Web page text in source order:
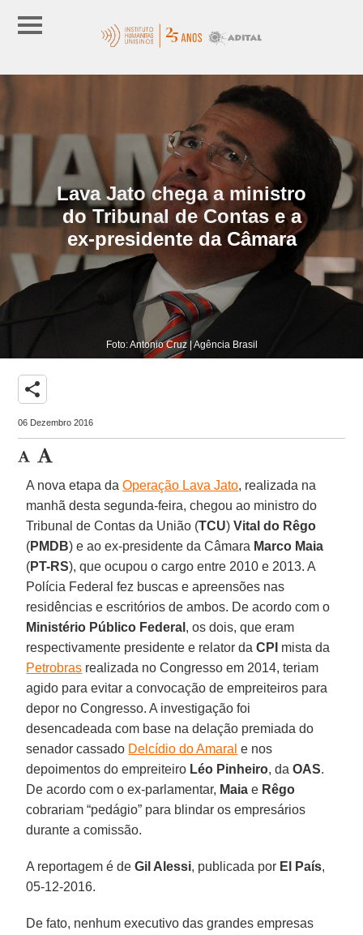
Lava Jato chega a ministro
do Tribunal de Contas e a
ex-presidente da Câmara
Foto: Antonio Cruz | Agência Brasil
share
06 Dezembro 2016
A nova etapa daOperação Lava Jato, realizada na
manhã desta segunda-feira, chegou ao ministro do
Tribunal de Contas da União (TCU)Vital do Rêgo
(PMDB) e ao ex-presidente da Câmara Marco Maia
(PT-RS), que ocupou o cargo entre 2010 e 2013. A
Polícia Federal fez buscas e apreensões nas
residências e escritórios de ambos. De acordo com o
Ministério Público Federal , os dois, que eram
respectivamente presidente e relator daCPI mista da
Petrobras realizada no Congresso em 2014, teriam
agido para evitar a convocação de empreiteiros para
depor no Congresso. A investigação foi
desencadeada com base na delação premiada do
senador cassado Delcídio do Amaral e nos
depoimentos do empreiteiro Léo Pinheiro, daOAS.
De acordo com o ex-parlamentar, Maia e Rêgo
cobrariam “pedágio” para blindar os empresários
durante a comissão.
A reportagem é deGil Alessi, publicada por El País,
05-12-2016.
De fato, nenhum executivo das grandes empresas